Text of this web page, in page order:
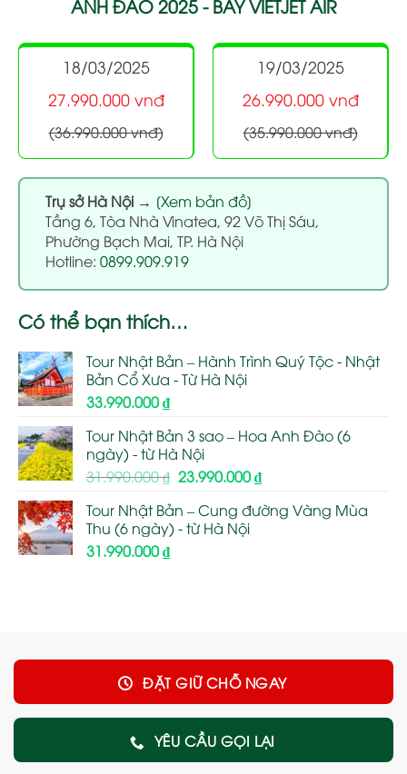
ANH ĐÀO 2025 - BAY VIETJET AIR
18/03/2025
27.990.000 vnđ
(36.990.000 vnđ)
19/03/2025
26.990.000 vnđ
(35.990.000 vnđ)
Trụ sở Hà Nội→ [Xem bản đồ]
Tầng 6, Tòa Nhà Vinatea, 92 Võ Thị Sáu,
Phường Bạch Mai, TP. Hà Nội
Hotline: 0899.909.919
Có thể bạn thích…
Tour Nhật Bản – Hành Trình Quý Tộc - Nhật
Bản Cổ Xưa - Từ Hà Nội
33.990.000₫
Tour Nhật Bản 3 sao – Hoa Anh Đào (6
ngày) - từ Hà Nội
31.990.000₫ Giá
là:
31.990.000 ₫.
23.990.000₫Giá
tại
Tour Nhật Bản – Cung đường Vàng Mùa
Thu (6 ngày) - từ Hà Nội
31.990.000₫
YÊU CẦU GỌI LẠI
ĐẶT GIỮ CHỖ NGAY